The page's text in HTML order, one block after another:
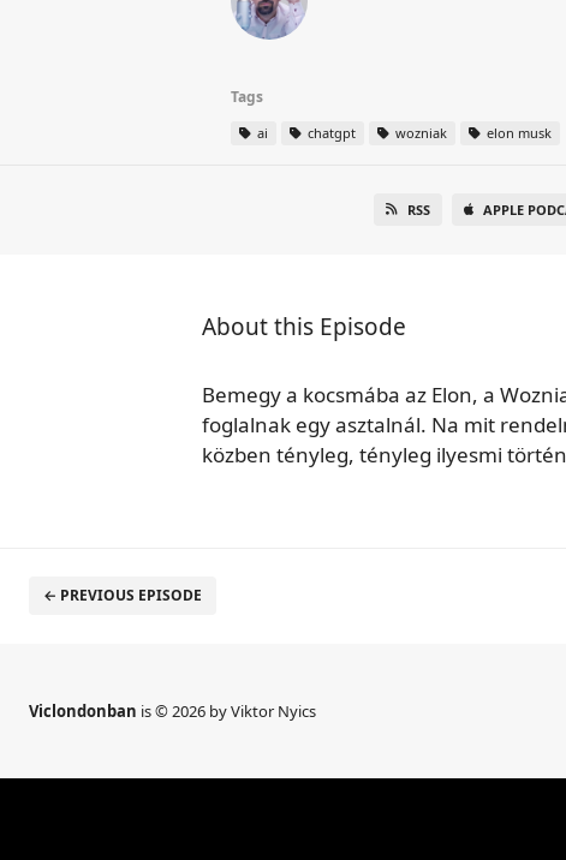
Tags
ai chatgpt wozniak elon musk
RSS APPLE
About this Episode
Bemegy a kocsmába az Elon, a
foglalnak egy asztalnál. Na mit
közben tényleg, tényleg ilyesmi
← PREVIOUS EPISODE
Viclondonban is © 2026 by Viktor Nyics